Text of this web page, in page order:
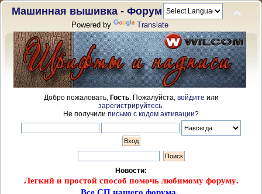
Машинная вышивка - Форум
Powered by Translate
Добро пожаловать, Гость. Пожалуйста, войдите или
зарегистрируйтесь
Не получили письмо с кодом активации?
Новости:
Легкий и простой способ помочь любимому форуму.